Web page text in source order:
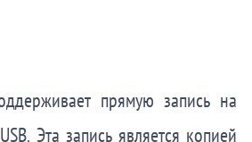
прямую запись на
USB. Эта запись является копией